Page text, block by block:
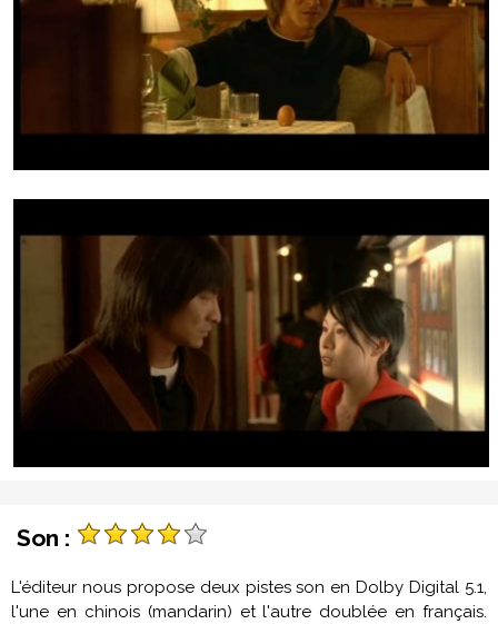
Son :
L'éditeur nous propose deux pistes son en Dolby Digital 5.1,
l'une en chinois (mandarin) et l'autre doublée en français.